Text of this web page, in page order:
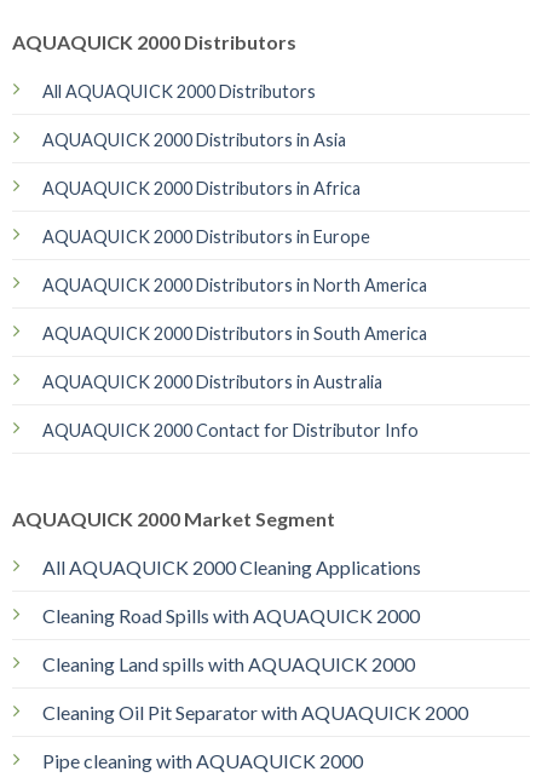
AQUAQUICK 2000 Distributors
All AQUAQUICK 2000 Distributors
AQUAQUICK 2000 Distributors in Asia
AQUAQUICK 2000 Distributors in Africa
AQUAQUICK 2000 Distributors in Europe
AQUAQUICK 2000 Distributors in North America
AQUAQUICK 2000 Distributors in South America
AQUAQUICK 2000 Distributors in Australia
AQUAQUICK 2000 Contact for Distributor Info
AQUAQUICK 2000 Market Segment
All AQUAQUICK 2000 Cleaning Applications
Cleaning Road Spills with AQUAQUICK 2000
Cleaning Land spills with AQUAQUICK 2000
Cleaning Oil Pit Separator with AQUAQUICK 2000
Pipe cleaning with AQUAQUICK 2000